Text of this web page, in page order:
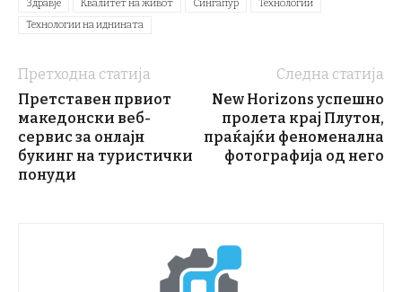
Здравје Квалитет на живот Сингапур
Технологии
Технологии на иднината
Претходна статија
Претставен првиот
македонски веб-
сервис за онлајн
букинг на туристички
понуди
Следна статија
New Horizons успешно
пролета крај Плутон,
праќајќи феноменална
фотографија од него